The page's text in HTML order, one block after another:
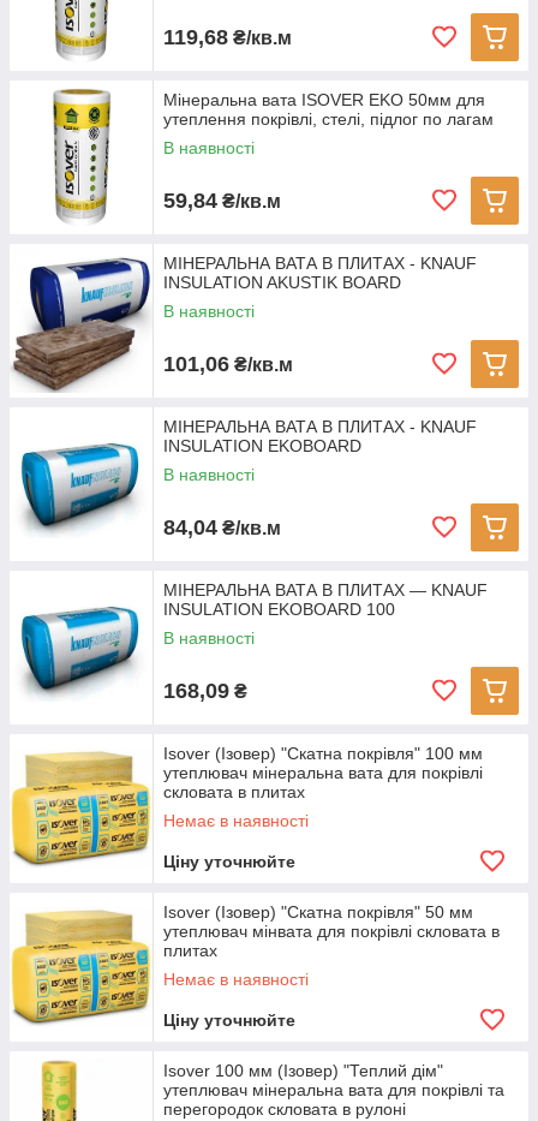
119,68 ₴/кв.м
Мінеральна вата ISOVER EKO 50мм для
утеплення покрівлі, стелі, підлог по лагам
В наявності
59,84 ₴/кв.м
МІНЕРАЛЬНА ВАТА В ПЛИТАХ - KNAUF
INSULATION AKUSTIK BOARD
В наявності
101,06 ₴/кв.м
МІНЕРАЛЬНА ВАТА В ПЛИТАХ - KNAUF
INSULATION EKOBOARD
В наявності
84,04 ₴/кв.м
МІНЕРАЛЬНА ВАТА В ПЛИТАХ — KNAUF
INSULATION EKOBOARD 100
В наявності
168,09 ₴
Isover (Ізовер) "Скатна покрівля" 100 мм
утеплювач мінеральна вата для покрівлі
скловата в плитах
Немає в наявності
Ціну уточнюйте
Isover (Ізовер) "Скатна покрівля" 50 мм
утеплювач мінвата для покрівлі скловата в
плитах
Немає в наявності
Ціну уточнюйте
Isover 100 мм (Ізовер) "Теплий дім"
утеплювач мінеральна вата для покрівлі та
перегородок скловата в рулоні